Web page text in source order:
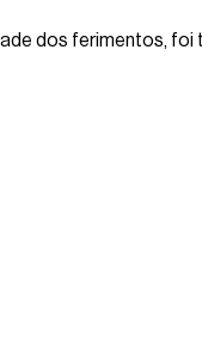
dos ferimentos, foi